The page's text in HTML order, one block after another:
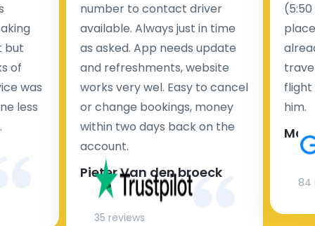
but
of
was
less
number to contact driver
available. Always just in time
as asked. App needs update
and refreshments, website
works very wel. Easy to cancel
or change bookings, money
within two days back on the
account.
Pieter Van den broeck
35 reviews
flight
him.
84